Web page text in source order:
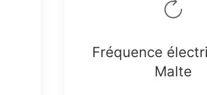
Fréquence
Malte